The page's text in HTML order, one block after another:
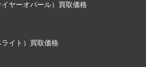
ヤーオパール）買取価格
イト）買取価格